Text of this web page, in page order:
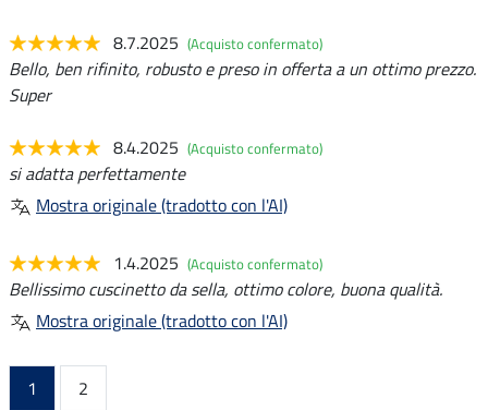
8.7.2025 (Acquisto confermato)
Bello, ben rifinito, robusto e preso in offerta a un ottimo prezzo.
Super
8.4.2025 (Acquisto confermato)
si adatta perfettamente
Mostra originale (tradotto con l'AI)
1.4.2025 (Acquisto confermato)
Bellissimo cuscinetto da sella, ottimo colore, buona qualità.
Mostra originale (tradotto con l'AI)
1
2